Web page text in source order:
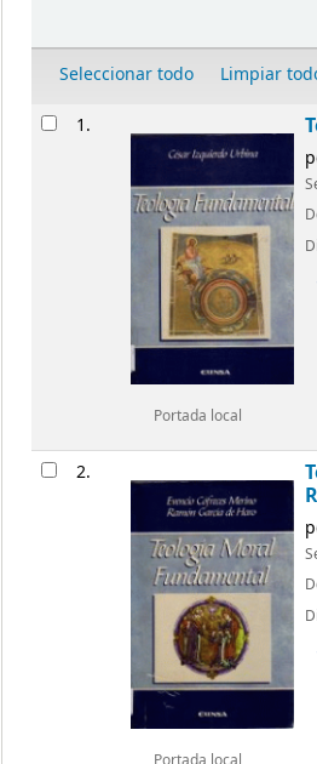
Seleccionar todo Limpiar
Resultados
1.
Portada local
2.